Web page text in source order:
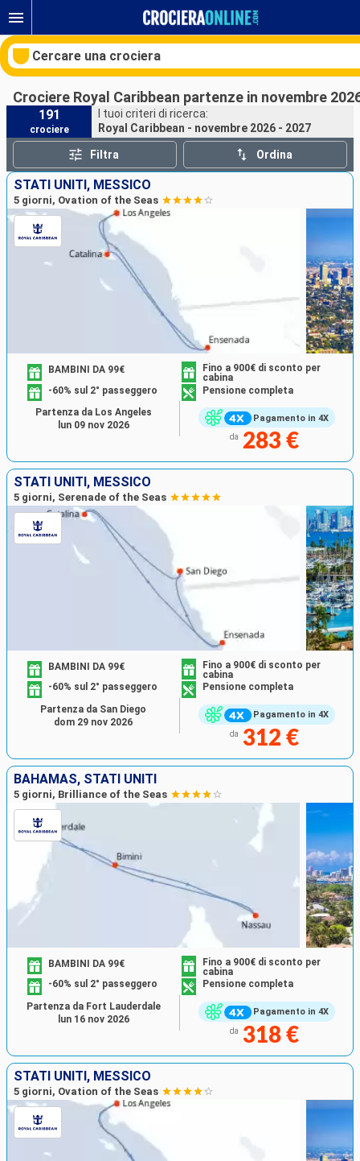
Cercare una crociera
Le nostre destinazioni
Mesi di partenza
Porti
Crociere Royal Caribbean partenze in novembre
191
crociere
I tuoi criteri di ricerca:
Royal Caribbean - novembre 2026 - 2027
Filtra Ordina
STATI UNITI, MESSICO
5 giorni, Ovation of the Seas
Pagamento in 4X
BAMBINI DA 99€
Fino a 900€ di sconto per
cabina
-60% sul 2° passeggero
Pensione completa
da 283 €
Partenza da Los Angeles
lun 09 nov 2026
STATI UNITI, MESSICO
5 giorni, Serenade of the Seas
Pagamento in 4X
BAMBINI DA 99€
Fino a 900€ di sconto per
cabina
-60% sul 2° passeggero
Pensione completa
da 312 €
Partenza da San Diego
dom 29 nov 2026
BAHAMAS, STATI UNITI
5 giorni, Brilliance of the Seas
Pagamento in 4X
BAMBINI DA 99€
Fino a 900€ di sconto per
cabina
-60% sul 2° passeggero
Pensione completa
da 318 €
Partenza da Fort Lauderdale
lun 16 nov 2026
STATI UNITI, MESSICO
5 giorni, Ovation of the Seas